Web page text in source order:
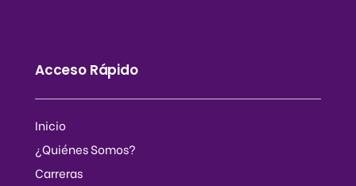
Acceso Rápido
Inicio
¿Quiénes Somos?
Carreras